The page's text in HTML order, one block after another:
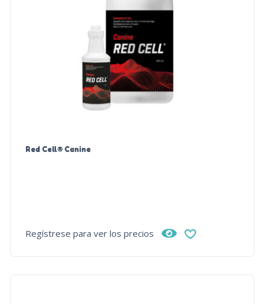
Red Cell® Canine
Regístrese para ver los precios